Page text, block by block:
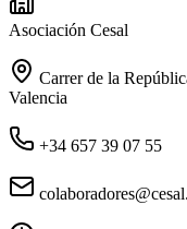
Asociación Cesal
Carrer de la
Valencia
+34 657 39 07 55